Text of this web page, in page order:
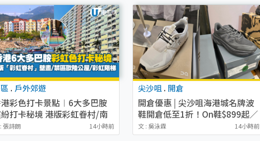
. 戶外郊遊
彩色打卡景點︱6大多巴胺
打卡秘境 港版彩虹眷村/南
果色小鎮/夢幻彩虹階梯
張詩朗 14小時前
尖沙咀 . 開倉
開倉優惠 | 尖沙咀海港城名牌波
鞋開倉低至1折！On鞋$899起／
Joy&Peace鞋履$98起
文 : 吳泳霖 14小時前